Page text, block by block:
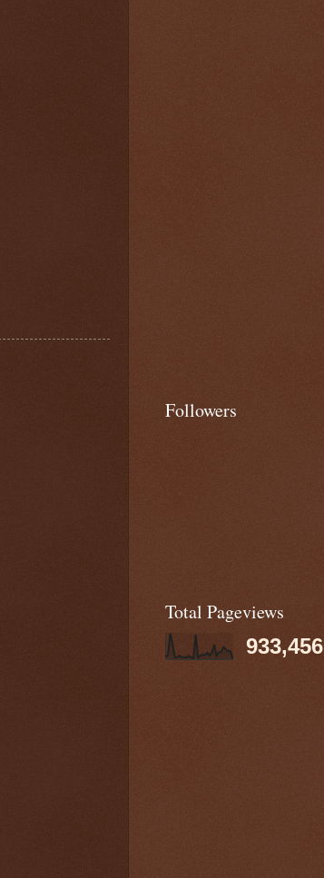
Followers
Total Pageviews
933,456